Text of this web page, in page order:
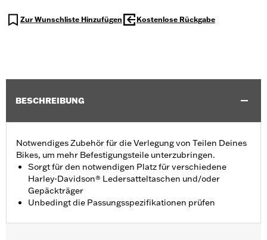
Zur Wunschliste Hinzufügen Kostenlose Rückgabe
BESCHREIBUNG
Notwendiges Zubehör für die Verlegung von Teilen Deines
Bikes, um mehr Befestigungsteile unterzubringen.
Sorgt für den notwendigen Platz für verschiedene
Harley-Davidson® Ledersatteltaschen und/oder
Gepäckträger
Unbedingt die Passungsspezifikationen prüfen